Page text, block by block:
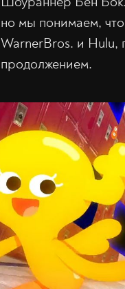
но мы понимаем,
WarnerBros. и Hulu,
продолжением.